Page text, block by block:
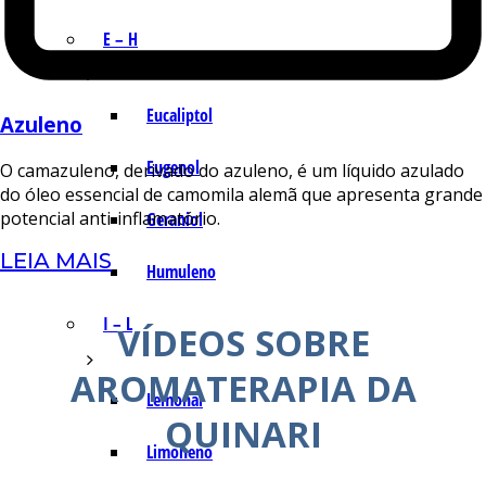
E – H
Eucaliptol
Eugenol
Geraniol
Humuleno
I – L
Lemonal
Limoneno
Azuleno
O camazuleno, derivado do azuleno, é um líquido azulado
do óleo essencial de camomila alemã que apresenta grande
potencial anti-inflamatório.
LEIA MAIS
VÍDEOS SOBRE
AROMATERAPIA DA
QUINARI